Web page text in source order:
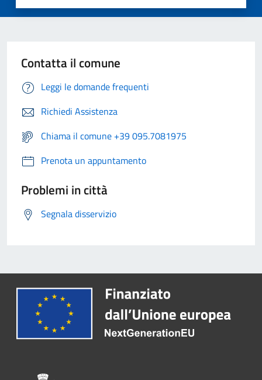
Contatta il comune
Leggi le domande frequenti
Richiedi Assistenza
Chiama il comune +39 095.7081975
Prenota un appuntamento
Problemi in città
Segnala disservizio